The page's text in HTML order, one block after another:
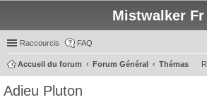
Mistwalker Fr
Raccourcis FAQ
Accueil du forum Forum Général
Thémas
Adieu Pluton